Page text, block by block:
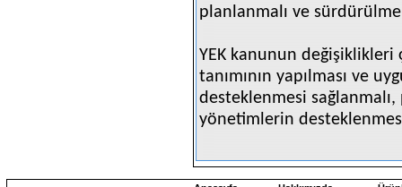
planlanmalı ve
YEK kanunun değişiklikleri
tanımının yapılması ve
desteklenmesi
yönetimlerin